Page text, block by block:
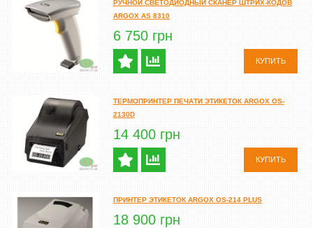
РУЧНОЙ СВЕТОДИОДНЫЙ СКАНЕР ШТРИХ-КОДОВ
ARGOX AS 8310
6 750 грн
КУПИТЬ
ТЕРМОПРИНТЕР ПЕЧАТИ ЭТИКЕТОК ARGOX OS-
2130D
14 400 грн
КУПИТЬ
ПРИНТЕР ЭТИКЕТОК ARGOX OS-214 PLUS
18 900 грн